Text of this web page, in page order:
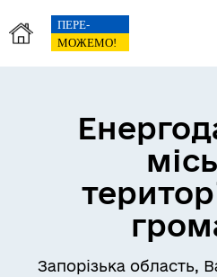
Запорізька область,